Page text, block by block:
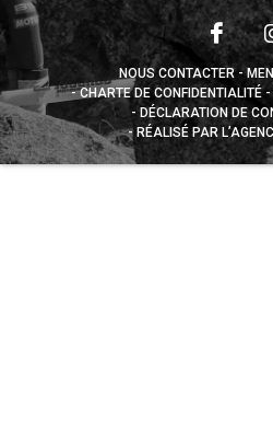
NOUS CONTACTER
CHARTE DE CONFIDENTIALITÉ
DÉCLARATION DE
RÉALISÉ PAR